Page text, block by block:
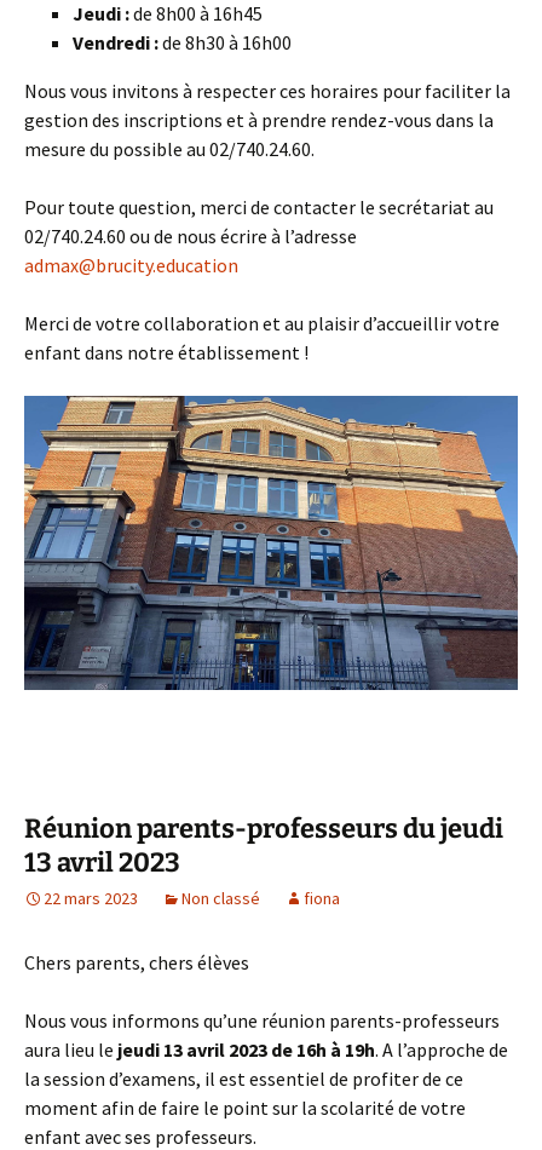
Jeudi :de 8h00 à 16h45
Vendredi :de 8h30 à 16h00
Nous vous invitons à respecter ces horaires pour faciliter la
gestion des inscriptions et à prendre rendez-vous dans la
mesure du possible au 02/740.24.60.
Pour toute question, merci de contacter le secrétariat au
02/740.24.60 ou de nous écrire à l’adresse
admax@brucity.education
Merci de votre collaboration et au plaisir d’accueillir votre
enfant dans notre établissement !
Réunion parents-professeurs du jeudi
13 avril 2023
22 mars 2023 Non classé fiona
Chers parents, chers élèves
Nous vous informons qu’une réunion parents-professeurs
aura lieu le jeudi 13 avril 2023 de 16h à 19h. A l’approche de
la session d’examens, il est essentiel de profiter de ce
moment afin de faire le point sur la scolarité de votre
enfant avec ses professeurs.